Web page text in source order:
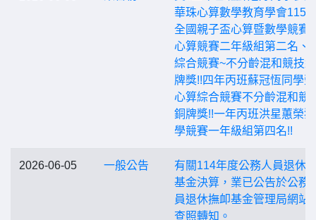
華珠心算數學教育學會115
全國親子盃心算暨數學競賽
心算競賽二年級組第二名、
綜合競賽~不分齡混和競技
牌獎!!四年丙班蘇冠恆同學
心算綜合競賽不分齡混和競
銅牌獎!!一年丙班洪星蕙榮
學競賽一年級組第四名!!
2026-06-05 一般公告
有關114年度公務人員退休
基金決算，業已公告於公務
員退休撫卹基金管理局網站
查照轉知。